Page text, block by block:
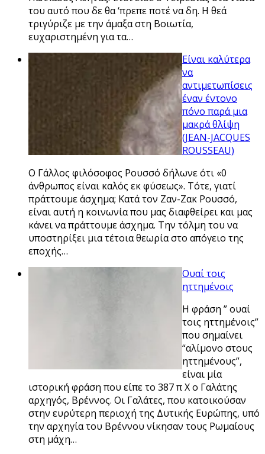
του αυτό που δε θα ‘πρεπε ποτέ να δη. Η θεά
τριγύριζε με την άμαξα στη Βοιωτία,
ευχαριστημένη για τα…
Είναι καλύτερα
να
αντιμετωπίσεις
έναν έντονο
πόνο παρά μια
μακρά θλίψη
(JEAN-JACQUES
ROUSSEAU)
Ο Γάλλος φιλόσοφος Ρουσσό δήλωνε ότι «0
άνθρωπος είναι καλός εκ φύσεως». Τότε, γιατί
πράττουμε άσχημα; Κατά τον Ζαν-Ζακ Ρουσσό,
είναι αυτή η κοινωνία που μας διαφθείρει και μας
κάνει να πράττουμε άσχημα. Την τόλμη του να
υποστηρίξει μια τέτοια θεωρία στο απόγειο της
εποχής…
Ουαί τοις
ηττημένοις
Η φράση ” ουαί
τοις ηττημένοις”
που σημαίνει
“αλίμονο στους
ηττημένους”,
είναι μία
ιστορική φράση που είπε το 387 π Χ ο Γαλάτης
αρχηγός, Βρέννος. Οι Γαλάτες, που κατοικούσαν
στην ευρύτερη περιοχή της Δυτικής Ευρώπης, υπό
την αρχηγία του Βρέννου νίκησαν τους Ρωμαίους
στη μάχη…